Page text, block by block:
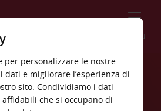
Menù
auto
per personalizzare le nostre
dati e migliorare l’esperienza di
sito. Condividiamo i dati
che si occupano di